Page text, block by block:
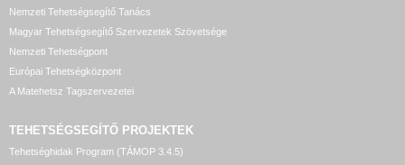
Nemzeti Tehetségsegítő Tanács
Magyar Tehetségsegítő Szervezetek Szövetsége
Nemzeti Tehetségpont
Európai Tehetségközpont
A Matehetsz Tagszervezetei
TEHETSÉGSEGÍTŐ PROJEKTEK
Tehetséghidak Program (TÁMOP 3.4.5)